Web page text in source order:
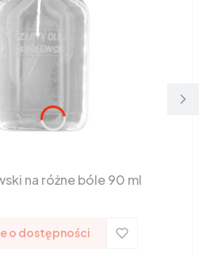
na różne bóle 90 ml
o dostępności